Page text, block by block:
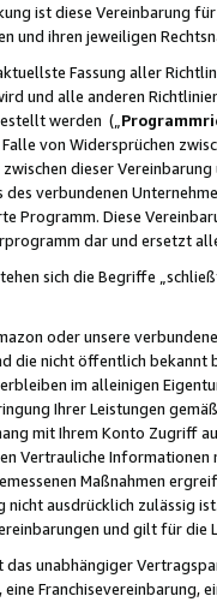
ist diese Vereinbarung
und ihren jeweiligen
Fassung aller
und alle anderen
werden („
von Widersprüchen
dieser
verbundenen
Programm. Diese
dar und ersetzt
sich die Begriffe
oder unsere
die nicht öffentlich
im alleinigen
Ihrer Leistungen
mit Ihrem Konto
Vertrauliche
Maßnahmen
nicht ausdrücklich zulässig
und gilt für die
das unabhängiger
Franchisevereinbarung,